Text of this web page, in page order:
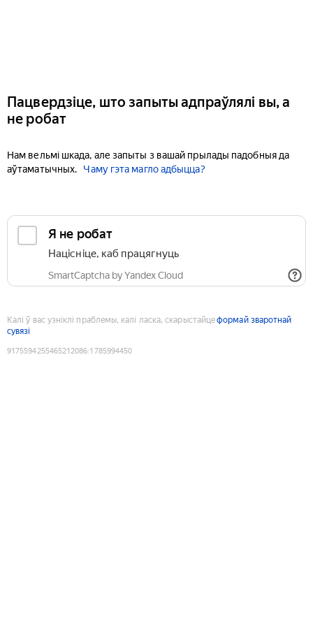
Пацвердзіце, што запыты адпраўлялі вы, а
не робат
Нам вельмі шкада, але запыты з вашай прылады падобныя да
аўтаматычных.
Чаму гэта магло адбыцца?
Я не робат
Націсніце, каб працягнуць
SmartCaptcha by Yandex Cloud
Калі ў вас узніклі праблемы, калі ласка, скарыстайцеформай зваротнай
сувязі
9175594255465212086:1785994450